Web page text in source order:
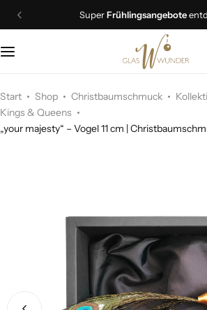
SuperFrühlingsangebote
Start Shop Christbaumschmuck
Kings & Queens
„your majesty“ – Vogel 11 cm |
Schmuck
Geschenkideen